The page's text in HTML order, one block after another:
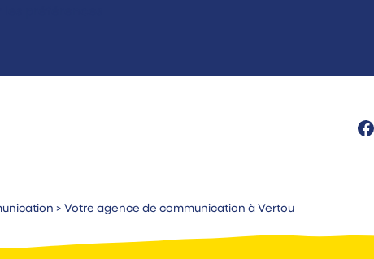
> Votre agence de communication à Vertou